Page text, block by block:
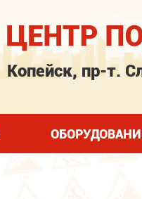
Копейск, пр-т.